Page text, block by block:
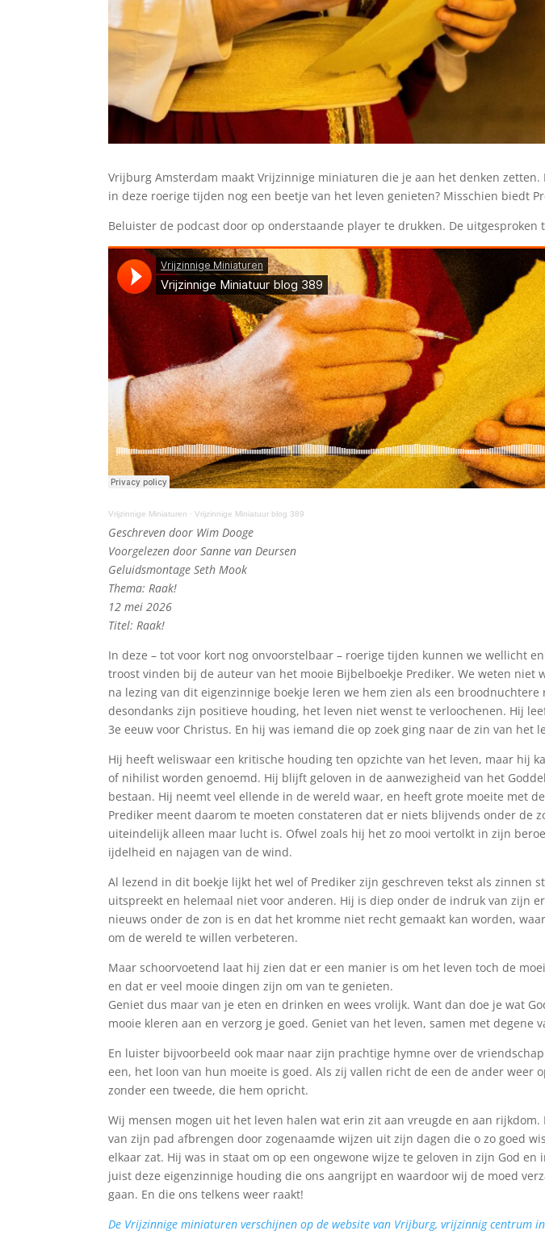
Vrijburg Amsterdam maakt Vrijzinnige miniaturen die je aan het denken zetten.
in deze roerige tijden nog een beetje van het leven genieten? Misschien biedt
Beluister de podcast door op onderstaande player te drukken. De uitgesproken
Vrijzinnige Miniaturen ·Vrijzinnige Miniatuur blog 389
Geschreven door Wim Dooge
Voorgelezen door Sanne van Deursen
Geluidsmontage Seth Mook
Thema: Raak!
12 mei 2026
Titel: Raak!
In deze – tot voor kort nog onvoorstelbaar – roerige tijden kunnen we wellicht
troost vinden bij de auteur van het mooie Bijbelboekje Prediker. We weten niet
na lezing van dit eigenzinnige boekje leren we hem zien als een broodnuchtere
desondanks zijn positieve houding, het leven niet wenst te verloochenen. Hij
3e eeuw voor Christus. En hij was iemand die op zoek ging naar de zin van het
Hij heeft weliswaar een kritische houding ten opzichte van het leven, maar hij
of nihilist worden genoemd. Hij blijft geloven in de aanwezigheid van het
bestaan. Hij neemt veel ellende in de wereld waar, en heeft grote moeite met
Prediker meent daarom te moeten constateren dat er niets blijvends onder de
uiteindelijk alleen maar lucht is. Ofwel zoals hij het zo mooi vertolkt in zijn
ijdelheid en najagen van de wind.
Al lezend in dit boekje lijkt het wel of Prediker zijn geschreven tekst als zinnen
uitspreekt en helemaal niet voor anderen. Hij is diep onder de indruk van zijn
nieuws onder de zon is en dat het kromme niet recht gemaakt kan worden,
om de wereld te willen verbeteren.
Maar schoorvoetend laat hij zien dat er een manier is om het leven toch de
en dat er veel mooie dingen zijn om van te genieten.
Geniet dus maar van je eten en drinken en wees vrolijk. Want dan doe je wat
mooie kleren aan en verzorg je goed. Geniet van het leven, samen met degene
En luister bijvoorbeeld ook maar naar zijn prachtige hymne over de
een, het loon van hun moeite is goed. Als zij vallen richt de een de ander weer
zonder een tweede, die hem opricht.
Wij mensen mogen uit het leven halen wat erin zit aan vreugde en aan
van zijn pad afbrengen door zogenaamde wijzen uit zijn dagen die o zo goed
elkaar zat. Hij was in staat om op een ongewone wijze te geloven in zijn God en
juist deze eigenzinnige houding die ons aangrijpt en waardoor wij de moed
gaan. En die ons telkens weer raakt!
De Vrijzinnige miniaturen verschijnen op de website van Vrijburg, vrijzinnig centrum